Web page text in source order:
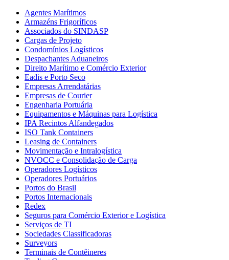
Agentes Marítimos
Armazéns Frigoríficos
Associados do SINDASP
Cargas de Projeto
Condomínios Logísticos
Despachantes Aduaneiros
Direito Marítimo e Comércio Exterior
Eadis e Porto Seco
Empresas Arrendatárias
Empresas de Courier
Engenharia Portuária
Equipamentos e Máquinas para Logística
IPA Recintos Alfandegados
ISO Tank Containers
Leasing de Containers
Movimentação e Intralogística
NVOCC e Consolidação de Carga
Operadores Logísticos
Operadores Portuários
Portos do Brasil
Portos Internacionais
Redex
Seguros para Comércio Exterior e Logística
Serviços de TI
Sociedades Classificadoras
Surveyors
Terminais de Contêineres